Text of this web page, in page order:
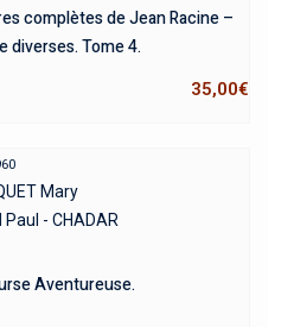
complètes de Jean Racine –
diverses. Tome 4.
35,00€
Mary
Paul - CHADAR
Aventureuse.